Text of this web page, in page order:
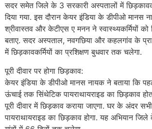
सदर समेत जिले के 3 सरकारी अस्पतालों में
दिया गया. इस दौरान केयर इंडिया के डीपीओ मानस
श्रीवास्तव और केटीएस ए मनन ने स्वास्थ्यकर्मियों
बताए. सदर अस्पताल, नवगछिया और कहलगांव के
में छिड़कावकर्मियों का प्रशिक्षण बुधवार तक चलेगा.
पूरी दीवार पर होगा छिड़काव:
केयर इंडिया के डीपीओ मानस नायक ने बताया कि
ऊंचाई तक सिंथेटिक पायराथायराइड का छिड़काव
पूरी दीवार में छिड़काव कराया जाएगा. घर के अंदर
पायराथायराइड का छिड़काव होगा. यह अभियान